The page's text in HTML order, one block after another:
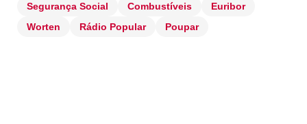
Segurança Social
Combustíveis
Euribor
Worten
Rádio Popular Poupar